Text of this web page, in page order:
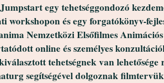
egy tehetséggondozó
workshopon és egy forgatókönyv-
Nemzetközi Elsőfilmes
online és személyes
tehetségnek van
segítségével dolgoznak